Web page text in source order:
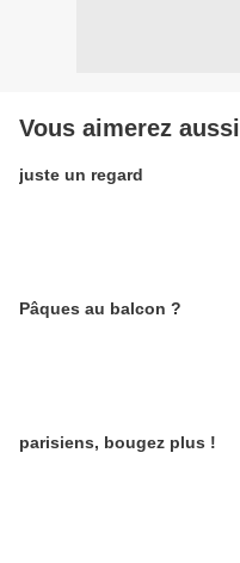
Vous aimerez aussi
juste un regard
Pâques au balcon ?
parisiens, bougez plus !